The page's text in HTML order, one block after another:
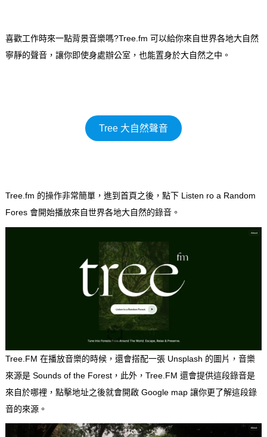
喜歡工作時來一點背景音樂嗎?Tree.fm 可以給你來自世界各地大自然
寧靜的聲音，讓你即使身處辦公室，也能置身於大自然之中。
Tree 大自然聲音
Tree.fm 的操作非常簡單，進到首頁之後，點下 Listen ro a Random
Fores 會開始播放來自世界各地大自然的錄音。
Tree.FM 在播放音樂的時候，還會搭配一張 Unsplash 的圖片，音樂
來源是 Sounds of the Forest，此外，Tree.FM 還會提供這段錄音是
來自於哪裡，點擊地址之後就會開啟 Google map 讓你更了解這段錄
音的來源。